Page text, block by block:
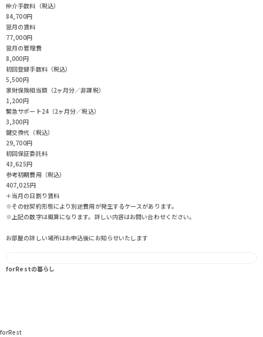
仲介手数料（税込）
84,700円
翌月の賃料
77,000円
翌月の管理費
8,000円
初回登録手数料（税込）
5,500円
家財保険相当額（2ヶ月分／非課税）
1,200円
緊急サポート24（2ヶ月分／税込）
3,300円
鍵交換代（税込）
29,700円
初回保証委託料
43,625円
参考初期費用（税込）
407,025円
＋当月の日割り賃料
※その他契約形態により別途費用が発生するケースがあります。
※上記の数字は概算になります。詳しい内容はお問い合わせください。
お部屋の詳しい場所はお申込後にお知らせいたします
forRestの暮らし
forRest